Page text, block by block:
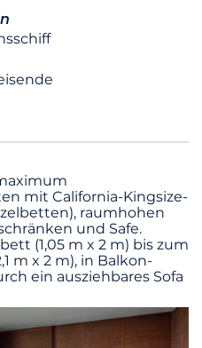
mit California-Kingsize-
raumhohen
und Safe.
(1,05 m x 2 m) bis zum
m x 2 m), in Balkon-
ein ausziehbares Sofa